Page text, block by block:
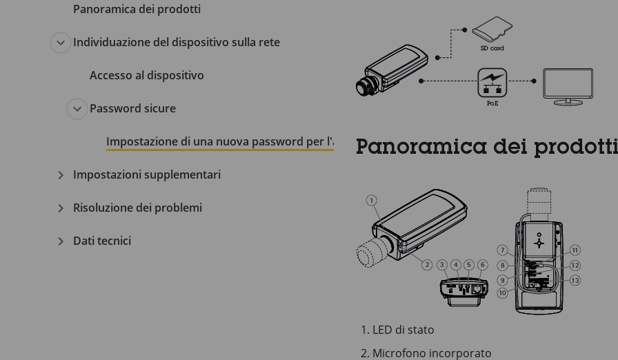
Panoramica dei prodotti
Individuazione del dispositivo sulla rete
Accesso al dispositivo
Password sicure
Impostazione di una nuova password per l'account root
Impostazioni supplementari
Risoluzione dei problemi
Dati tecnici
Panoramica dei
LED di stato
Microfono incorporato